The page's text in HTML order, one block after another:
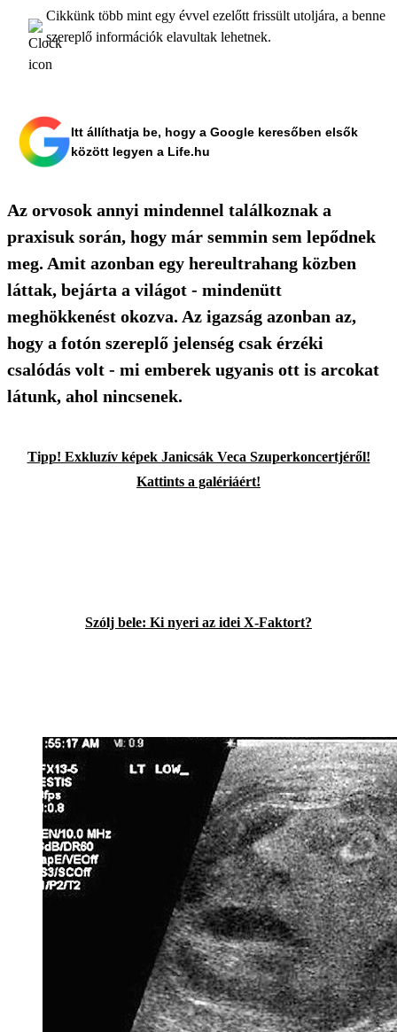
Cikkünk több mint egy évvel ezelőtt frissült utoljára, a benne
szereplő információk elavultak lehetnek.
Itt állíthatja be, hogy a Google keresőben elsők
között legyen a Life.hu
Az orvosok annyi mindennel találkoznak a
praxisuk során, hogy már semmin sem lepődnek
meg. Amit azonban egy hereultrahang közben
láttak, bejárta a világot - mindenütt
meghökkenést okozva. Az igazság azonban az,
hogy a fotón szereplő jelenség csak érzéki
csalódás volt - mi emberek ugyanis ott is arcokat
látunk, ahol nincsenek.
Tipp! Exkluzív képek Janicsák Veca Szuperkoncertjéről!
Kattints a galériáért!
Szólj bele: Ki nyeri az idei X-Faktort?